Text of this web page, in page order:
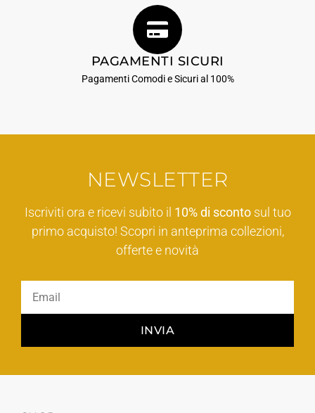
PAGAMENTI SICURI
Pagamenti Comodi e Sicuri al 100%
NEWSLETTER
Iscriviti ora e ricevi subito il 10% di scontosul tuo
primo acquisto! Scopri in anteprima collezioni,
offerte e novità
INVIA